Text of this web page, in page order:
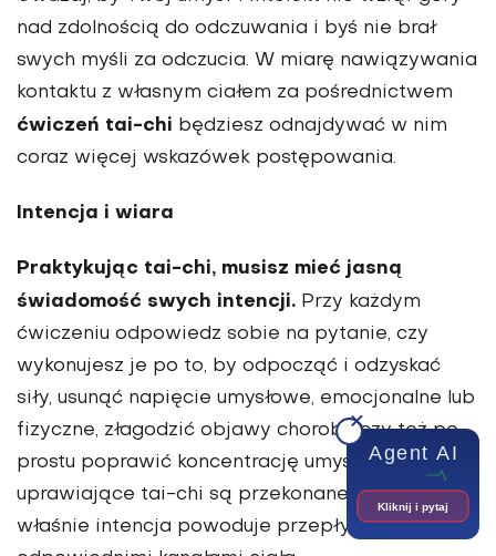
nad zdolnością do odczuwania i byś nie brał
swych myśli za odczucia. W miarę nawiązywania
kontaktu z własnym ciałem za pośrednictwem
ćwiczeń tai-chi będziesz odnajdywać w nim
coraz więcej wskazówek postępowania.
Intencja i wiara
Praktykując tai-chi, musisz mieć jasną
świadomość swych intencji. Przy każdym
ćwiczeniu odpowiedz sobie na pytanie, czy
wykonujesz je po to, by odpocząć i odzyskać
siły, usunąć napięcie umysłowe, emocjonalne lub
fizyczne, złagodzić objawy choroby czy też po
prostu poprawić koncentrację umysłu. Osoby
uprawiające tai-chi są przekonane, że to
właśnie intencja powoduje przepływ energii
Agent AI
Kliknij i pytaj